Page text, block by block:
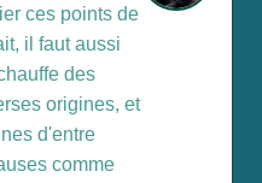
ces points de
il faut aussi
des
origines, et
d'entre
comme